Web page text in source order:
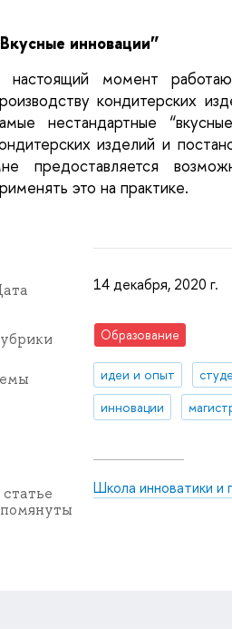
инновации”
настоящий момент
кондитерских
нестандартные
изделий и
предоставляется
это на практике.
14 декабря, 2020 г.
Образование
идеи и опыт
инновации
Школа инноватики и